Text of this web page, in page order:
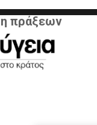
πράξεων